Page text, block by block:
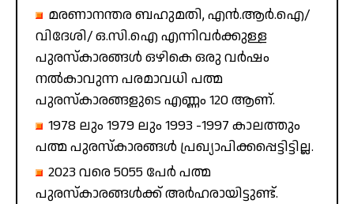
മരണാനന്തര ബഹുമതി, എൻ.ആർ.ഐ/
വിദേശി/ ഒ.സി.ഐ എന്നിവർക്കുള്ള
പുരസ്‌കാരങ്ങൾ ഒഴികെ ഒരു വർഷം
നൽകാവുന്ന പരമാവധി പത്മ
പുരസ്‌കാരങ്ങളുടെ എണ്ണം 120 ആണ്.
1978 ലും 1979 ലും 1993 -1997 കാലത്തും
പത്മ പുരസ്‌കാരങ്ങൾ പ്രഖ്യാപിക്കപ്പെട്ടിട്ടില്ല.
2023 വരെ 5055 പേർ പത്മ
പുരസ്‌കാരങ്ങൾക്ക് അർഹരായിട്ടുണ്ട്.